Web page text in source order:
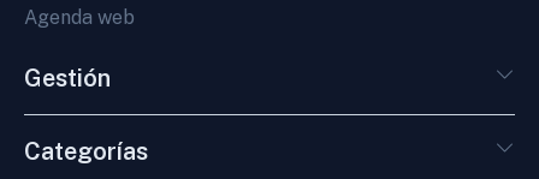
Agenda web
Gestión
Categorías